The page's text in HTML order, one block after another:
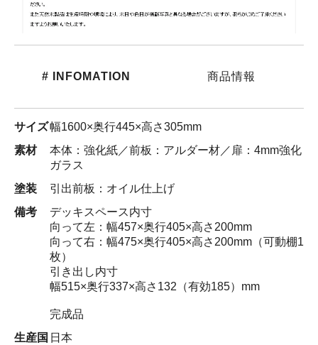
# INFOMATION 商品情報
サイズ幅1600×奥行445×高さ305mm
素材
本体：強化紙／前板：アルダー材／扉：4mm強化
ガラス
塗装
引出前板：オイル仕上げ
備考
デッキスペース内寸
向って左：幅457×奥行405×高さ200mm
向って右：幅475×奥行405×高さ200mm（可動棚1
枚）
引き出し内寸
幅515×奥行337×高さ132（有効185）mm
完成品
生産国 日本